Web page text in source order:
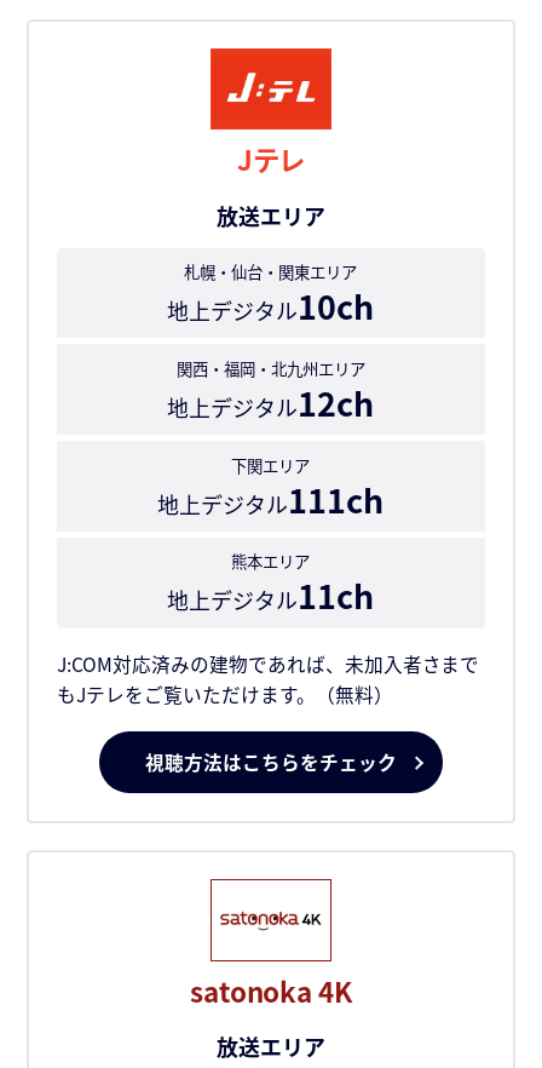
Jテレ
放送エリア
札幌・仙台・関東エリア
地上デジタル10ch
関西・福岡・北九州エリア
地上デジタル12ch
下関エリア
地上デジタル111ch
熊本エリア
地上デジタル11ch
J:COM対応済みの建物であれば、未加入者さまで
もJテレをご覧いただけます。（無料）
視聴方法はこちらをチェック
satonoka 4K
放送エリア